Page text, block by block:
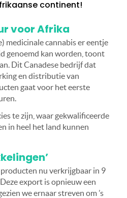
continent!
voor Afrika
medicinale cannabis er eentje
genoemd kan worden, toont
Dit Canadese bedrijf dat
en distributie van
gaat voor het eerste
te zijn, waar gekwalificeerde
in heel het land kunnen
nu verkrijgbaar in 9
export is opnieuw een
we ernaar streven om ’s